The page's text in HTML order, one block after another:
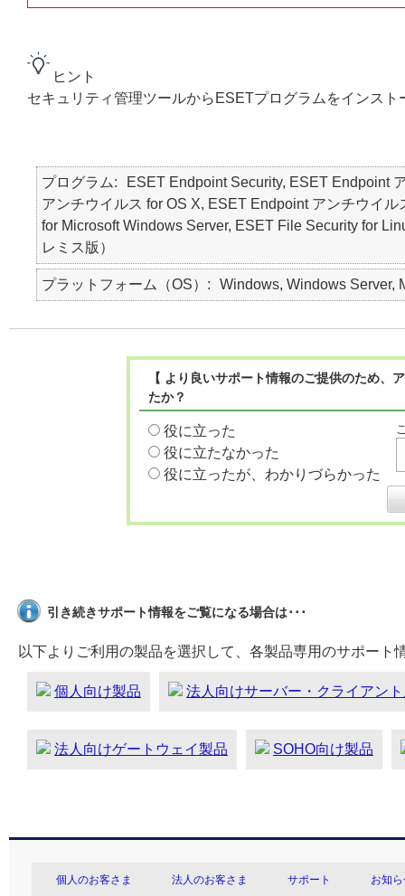
ヒント
セキュリティ管理ツールからESETプログラムをインスト
プログラム
ESET Endpoint Security, ESET Endpoint
アンチウイルス for OS X, ESET Endpoint アンチウイ
for Microsoft Windows Server, ESET File Security for
レミス版）
プラットフォーム（OS） Windows, Windows Server,
【 より良いサポート情報のご提供のため
たか？
役に立った
役に立たなかった
役に立ったが、わかりづらかった
引き続きサポート情報をご覧になる場合は･･･
以下よりご利用の製品を選択して、各製品専用のサポート
個人向け製品 法人向けサーバー・クライアン
法人向けゲートウェイ製品 SOHO向け製品
個人のお客さま 法人のお客さま サポート お知